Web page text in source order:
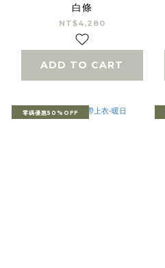
白條
NT$4,280
ADD TO CART
零碼優惠50%OFF